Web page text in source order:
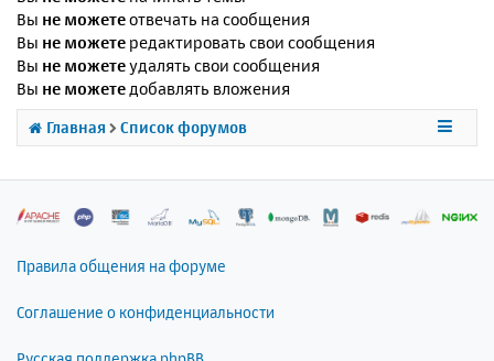
Вы не можетеотвечать на сообщения
Вы не можете редактировать свои сообщения
Вы не можетеудалять свои сообщения
Вы не можетедобавлять вложения
Главная Список форумов
Правила общения на форуме
Соглашение о конфиденциальности